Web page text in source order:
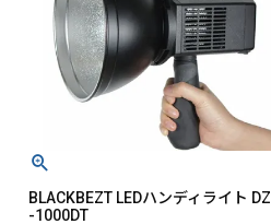
BLACKBEZT LEDハンディライト DZ
-1000DT